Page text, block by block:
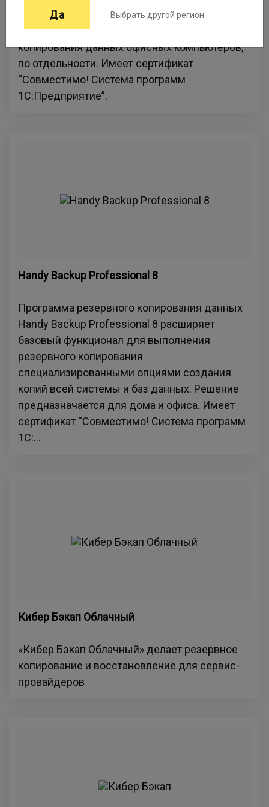
Handy Backup Office Expert 8 предлагает
оптимальный функционал для резервного
копирования данных офисных компьютеров,
по отдельности. Имеет сертификат
“Совместимо! Система программ
1С:Предприятие”.
Handy Backup Professional 8
Программа резервного копирования данных
Handy Backup Professional 8 расширяет
базовый функционал для выполнения
резервного копирования
специализированными опциями создания
копий всей системы и баз данных. Решение
предназначается для дома и офиса. Имеет
сертификат “Совместимо! Система программ
1С:...
Кибер Бэкап Облачный
«Кибер Бэкап Облачный» делает резервное
копирование и восстановление для сервис-
провайдеров
Да Выбрать другой регион